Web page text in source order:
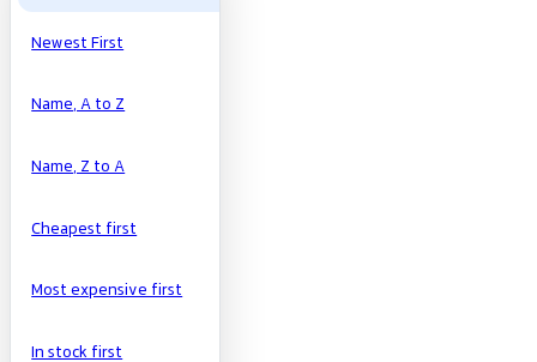
Newest First
Name, A to Z
Name, Z to A
Cheapest first
Most expensive first
In stock first